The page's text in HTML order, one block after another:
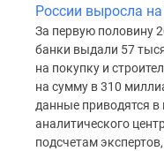
России выросла на
За первую половину
банки выдали 57
на покупку и
на сумму в 310
данные приводятся в
аналитического
подсчетам